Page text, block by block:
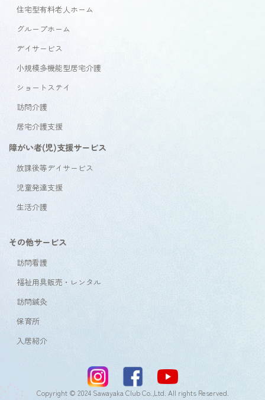
住宅型有料老人ホーム
グループホーム
デイサービス
小規模多機能型居宅介護
ショートステイ
訪問介護
居宅介護支援
障がい者(児)支援サービス
放課後等デイサービス
児童発達支援
生活介護
その他サービス
訪問看護
福祉用具販売・レンタル
訪問鍼灸
保育所
入居紹介
Copyright © 2024 Sawayaka Club Co.,Ltd. All rights Reserved.